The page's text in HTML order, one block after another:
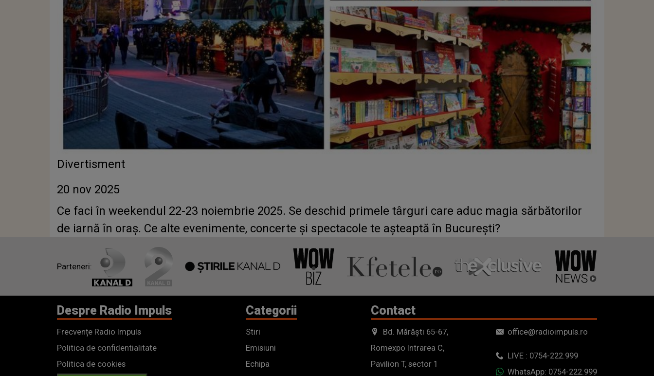
Divertisment
20 nov 2025
Ce faci în weekendul 22-23 noiembrie 2025. Se deschid primele târguri care aduc magia sărbătorilor
de iarnă în oraș. Ce alte evenimente, concerte și spectacole te așteaptă în București?
Parteneri:
Despre Radio Impuls
Frecvențe Radio Impuls
Politica de confidentialitate
Politica de cookies
Categorii
Stiri
Emisiuni
Echipa
Contact
Bd. Mărăști 65-67,
Romexpo Intrarea C,
Pavilion T, sector 1
office@radioimpuls.ro
LIVE : 0754-222.999
WhatsApp: 0754-222.999